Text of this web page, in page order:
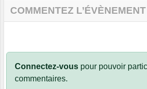
COMMENTEZ L’ÉVÈNEMENT
Connectez-vous pour pouvoir
commentaires.